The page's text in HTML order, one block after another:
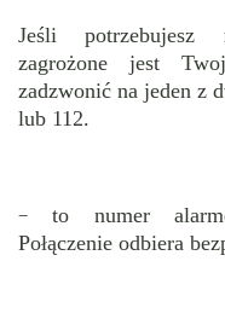
Jeśli potrzebujesz
zagrożone jest
zadzwonić na jeden z
lub 112.
– to numer
Połączenie odbiera